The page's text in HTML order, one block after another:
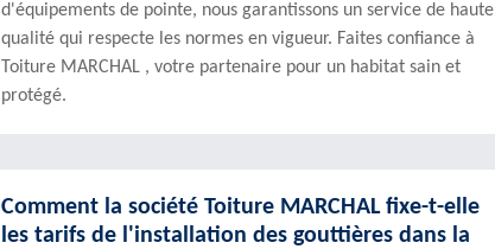
d'équipements de pointe, nous garantissons un service de haute
qualité qui respecte les normes en vigueur. Faites confiance à
Toiture MARCHAL , votre partenaire pour un habitat sain et
protégé.
Comment la société Toiture MARCHAL fixe-t-elle
les tarifs de l'installation des gouttières dans la